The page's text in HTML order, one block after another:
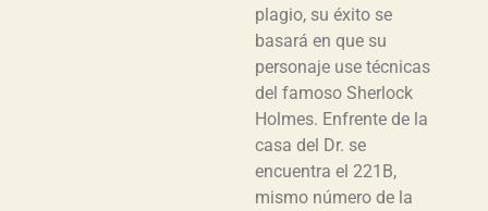
plagio, su éxito se
basará en que su
personaje use técnicas
del famoso Sherlock
Holmes. Enfrente de la
casa del Dr. se
encuentra el 221B,
mismo número de la